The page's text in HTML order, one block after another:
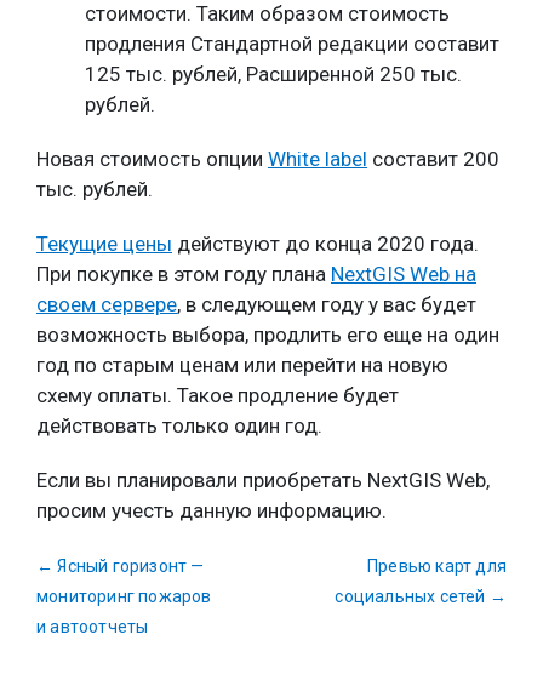
стоимости. Таким образом стоимость
продления Стандартной редакции составит
125 тыс. рублей, Расширенной 250 тыс.
рублей.
Новая стоимость опции White label составит 200
тыс. рублей.
Текущие цены действуют до конца 2020 года.
При покупке в этом году плана NextGIS Web на
своем сервере, в следующем году у вас будет
возможность выбора, продлить его еще на один
год по старым ценам или перейти на новую
схему оплаты. Такое продление будет
действовать только один год.
Если вы планировали приобретать NextGIS Web,
просим учесть данную информацию.
← Ясный горизонт —
мониторинг пожаров
и автоотчеты
Превью карт для
социальных сетей →